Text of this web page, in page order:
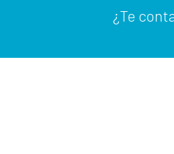
¿Te